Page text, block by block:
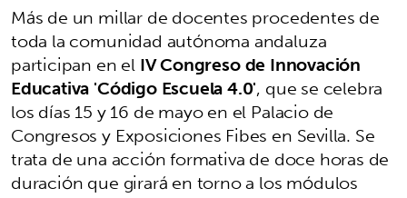
Más de un millar de docentes procedentes de
toda la comunidad autónoma andaluza
participan en elIV Congreso de Innovación
Educativa 'Código Escuela 4.0', que se celebra
los días 15 y 16 de mayo en el Palacio de
Congresos y Exposiciones Fibes en Sevilla. Se
trata de una acción formativa de doce horas de
duración que girará en torno a los módulos